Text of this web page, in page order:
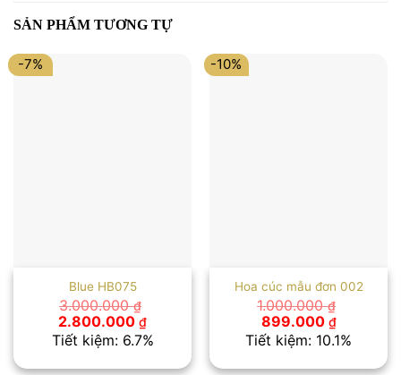
SẢN PHẨM TƯƠNG TỰ
-7%
Blue HB075
3.000.000₫
Giá
gốc
là:
2.800.000 ₫Giá
hiện
tại
Tiết kiệm: 6.7%
-10%
Hoa cúc mẫu đơn 002
1.000.000₫
Giá
gốc
là:
899.000 ₫Giá
hiện
tại
Tiết kiệm: 10.1%